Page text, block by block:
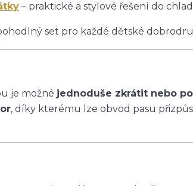
– praktické a stylové řešení do
set pro každé dětské
je možné jednoduše zkrátit nebo
, díky kterému lze obvod pasu